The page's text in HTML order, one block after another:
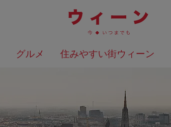
グルメ 住みやすい街ウィーン